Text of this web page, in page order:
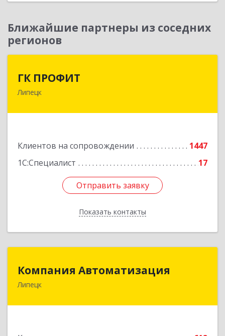
Ближайшие партнеры из соседних
регионов
ГК ПРОФИТ
Липецк
Клиентов на сопровождении
1447
1С:Специалист
17
Отправить заявку
Показать контакты
398001, Липецкая обл, Липецк г, Советская ул,
Отправить заявку
Назад
Компания Автоматизация
Липецк398001, Липецкая обл, Липецк г, Победы пл,